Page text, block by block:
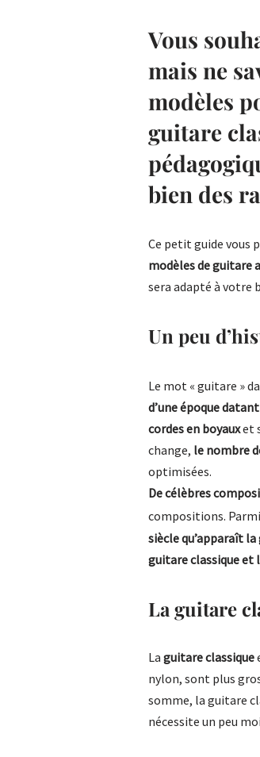
Vous
mais ne
modèles
guitare
bien des
Ce petit guide vous
modèles de guitare
sera adapté à votre
Un peu
Le mot « guitare »
d’une époque
cordes en boyauxet
change, le nombre
optimisées.
De célèbres
compositions.
siècle qu’apparaît
guitare classique et
La guitare
La guitare classique
nylon, sont plus
somme, la guitare
nécessite un peu